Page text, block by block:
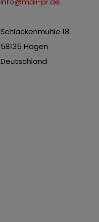
Schlackenmühle 18
58135 Hagen
Deutschland